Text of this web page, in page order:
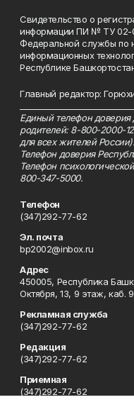
Свидетельство о
информации ПИ № ТУ 02-
Федеральной службы по
информационных
Республике
Главный редактор:
Единый телефон доверия
родителей: 8-800-2000-
для всех жителей России).
Телефон доверия
Телефон
800-347-5000.
Телефон
(347)292-77-62
Эл. почта
bp2002@inbox.ru
Адрес
450005, Республика
Октября, 13, 9 этаж, каб.
Рекламная служба
(347)292-77-62
Редакция
(347)292-77-62
Приемная
(347)292-77-62